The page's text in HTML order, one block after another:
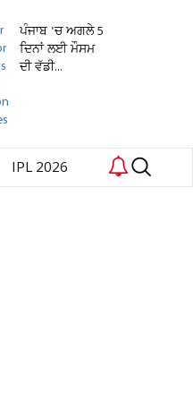
ਪੰਜਾਬ 'ਚ ਅਗਲੇ 5
ਦਿਨਾਂ ਲਈ ਮੌਸਮ
ਦੀ ਵੱਡੀ...
IPL 2026